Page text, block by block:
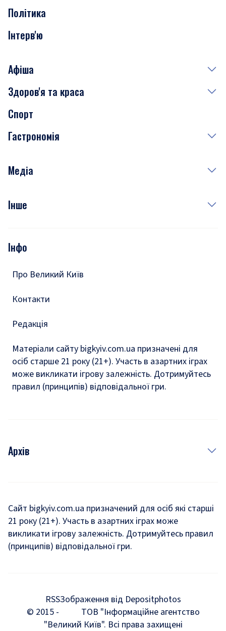
Політика
Інтерв'ю
Афіша
Сьогодні
Завтра
Субота
Здоров'я та краса
Медицина
Краса
Спорт
Гастрономія
Рецепти
Медіа
Фото
Подкасти
Інше
Тести
Інфо
Про Великий Київ
Контакти
Редакція
Матеріали сайту bigkyiv.com.ua призначені для
осіб старше 21 року (21+). Участь в азартних іграх
може викликати ігрову залежність. Дотримуйтесь
правил (принципів) відповідальної гри.
Архів
Комуналка
Хроніки війни
Мегаполіс
Київщина
Сайт bigkyiv.com.ua призначений для осіб які старші
21 року (21+). Участь в азартних іграх може
викликати ігрову залежність. Дотримуйтесь правил
(принципів) відповідальної гри.
RSSЗображення від Depositphotos
© 2015 -
ТОВ "Інформаційне агентство
"Великий Київ". Всі права захищені